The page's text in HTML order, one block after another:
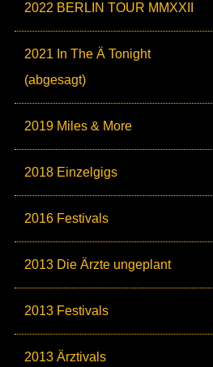
2022 BERLIN TOUR MMXXII
2021 In The Ä Tonight
(abgesagt)
2019 Miles & More
2018 Einzelgigs
2016 Festivals
2013 Die Ärzte ungeplant
2013 Festivals
2013 Ärztivals